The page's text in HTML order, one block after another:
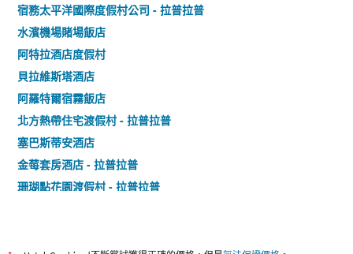
宿務太平洋國際度假村公司 - 拉普拉普
水濱機場賭場飯店
阿特拉酒店度假村
貝拉維斯塔酒店
阿羅特爾宿霧飯店
北方熱帶住宅渡假村 - 拉普拉普
塞巴斯蒂安酒店
金莓套房酒店 - 拉普拉普
珊瑚點花園渡假村 - 拉普拉普